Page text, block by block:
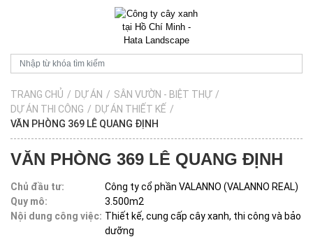
TRANG CHỦ / DỰ ÁN / SÂN VƯỜN - BIỆT THỰ /
DỰ ÁN THI CÔNG / DỰ ÁN THIẾT KẾ /
VĂN PHÒNG 369 LÊ QUANG ĐỊNH
VĂN PHÒNG 369 LÊ QUANG ĐỊNH
Chủ đầu tư:
Công ty cổ phần VALANNO (VALANNO REAL)
Quy mô:
3.500m2
Nội dung công việc: Thiết kế, cung cấp cây xanh, thi công và bảo
dưỡng